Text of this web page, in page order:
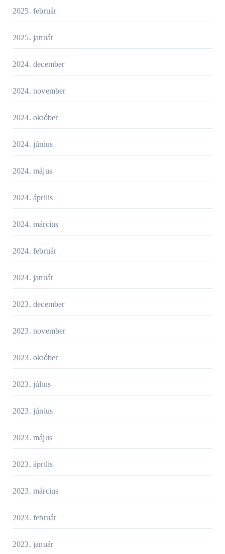
2025. február
2025. január
2024. december
2024. november
2024. október
2024. június
2024. május
2024. április
2024. március
2024. február
2024. január
2023. december
2023. november
2023. október
2023. július
2023. június
2023. május
2023. április
2023. március
2023. február
2023. január